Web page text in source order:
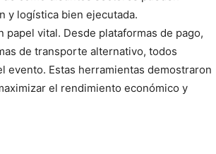
y logística bien ejecutada.
vital. Desde plataformas de pago,
de transporte alternativo, todos
evento. Estas herramientas demostraron
el rendimiento económico y